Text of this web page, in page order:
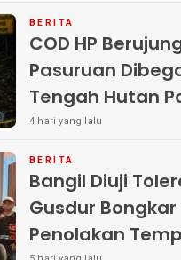
BERITA
COD HP
Pasuruan
Tengah Hutan Polisi Buru Tiga
Pelaku
4 hari yang lalu
BERITA
Bangil Diuji
Gusdur
Penolakan